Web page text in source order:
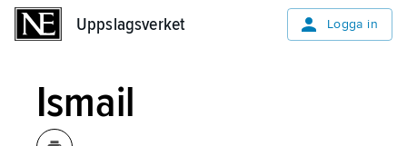
Uppslagsverket Logga in
Ismail